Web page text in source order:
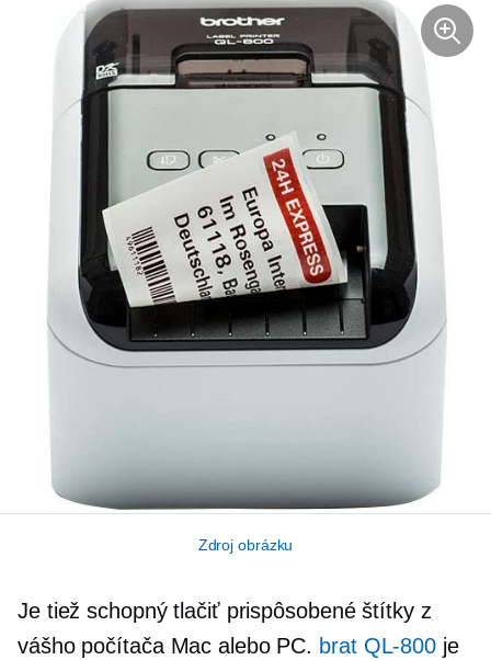
Zdroj obrázku
Je tiež schopný tlačiť prispôsobené štítky z
vášho počítača Mac alebo PC. brat QL-800 je